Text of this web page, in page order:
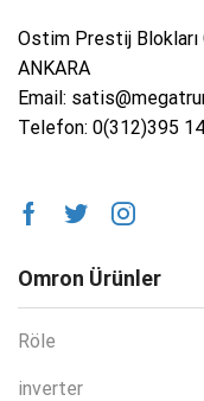
Ostim Prestij Blokları
ANKARA
Email:
Telefon: 0(312)395
Omron Ürünler
Röle
inverter